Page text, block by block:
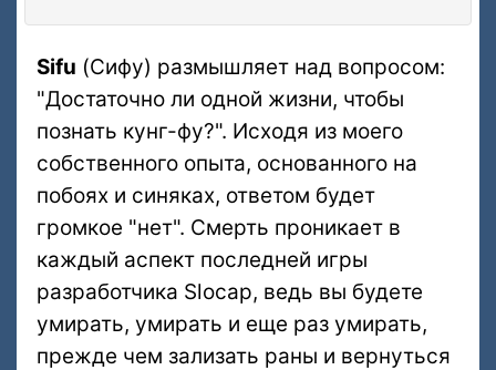
Sifu (Сифу) размышляет над вопросом:
"Достаточно ли одной жизни, чтобы
познать кунг-фу?". Исходя из моего
собственного опыта, основанного на
побоях и синяках, ответом будет
громкое "нет". Смерть проникает в
каждый аспект последней игры
разработчика Slocap, ведь вы будете
умирать, умирать и еще раз умирать,
прежде чем зализать раны и вернуться